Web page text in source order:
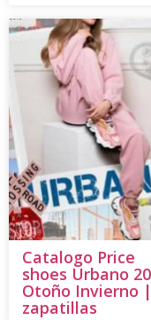
Catalogo Price
shoes Urbano
Otoño Invierno |
zapatillas